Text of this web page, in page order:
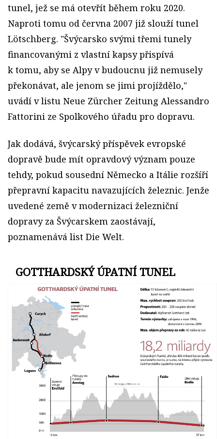
tunel, jež se má otevřít během roku 2020.
Naproti tomu od června 2007 již slouží tunel
Lötschberg. "Švýcarsko svými třemi tunely
financovanými z vlastní kapsy přispívá
k tomu, aby se Alpy v budoucnu již nemusely
překonávat, ale jenom se jimi projíždělo,"
uvádí v listu Neue Zürcher Zeitung Alessandro
Fattorini ze Spolkového úřadu pro dopravu.
Jak dodává, švýcarský příspěvek evropské
dopravě bude mít opravdový význam pouze
tehdy, pokud sousední Německo a Itálie rozšíří
přepravní kapacitu navazujících železnic. Jenže
uvedené země v modernizaci železniční
dopravy za Švýcarskem zaostávají,
poznamenává list Die Welt.
GOTTHARDSKÝ ÚPATNÍ TUNEL